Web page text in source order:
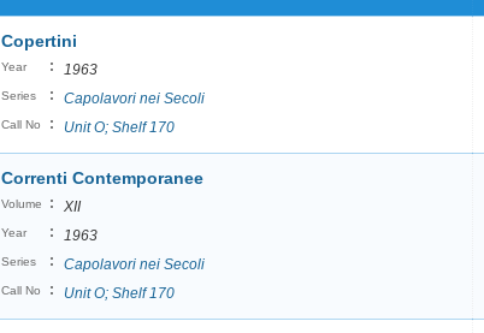
Copertini
Year : 1963
Series : Capolavori nei Secoli
Call No : Unit O; Shelf 170
Correnti Contemporanee
Volume : XII
Year : 1963
Series : Capolavori nei Secoli
Call No : Unit O; Shelf 170